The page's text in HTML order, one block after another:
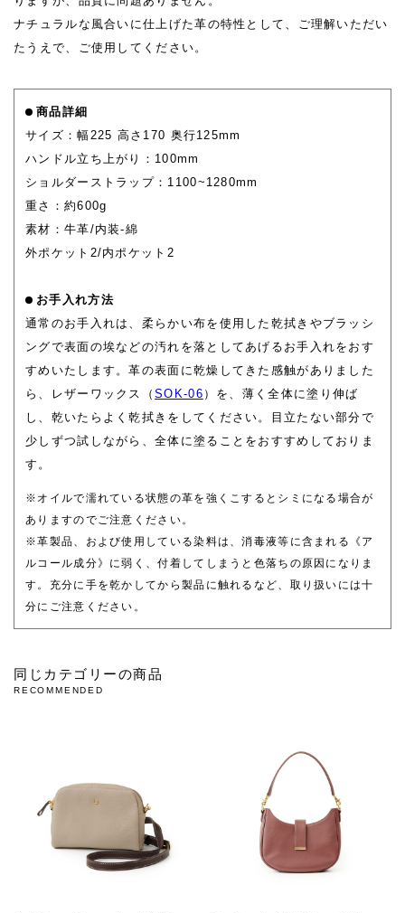
ナチュラルな風合いに仕上げた革の特性として、ご理解いただい
たうえで、ご使用してください。
商品詳細
サイズ：幅225 高さ170 奥行125mm
ハンドル立ち上がり：100mm
ショルダーストラップ：1100~1280mm
重さ：約600g
素材：牛革/内装-綿
外ポケット2/内ポケット2
お手入れ方法
通常のお手入れは、柔らかい布を使用した乾拭きやブラッシ
ングで表面の埃などの汚れを落としてあげるお手入れをおす
すめいたします。革の表面に乾燥してきた感触がありました
ら、レザーワックス（SOK-06 ）を、薄く全体に塗り伸ば
し、乾いたらよく乾拭きをしてください。目立たない部分で
少しずつ試しながら、全体に塗ることをおすすめしておりま
す。
※オイルで濡れている状態の革を強くこするとシミになる場合が
ありますのでご注意ください。
※革製品、および使用している染料は、消毒液等に含まれる《ア
ルコール成分》に弱く、付着してしまうと色落ちの原因になりま
す。充分に手を乾かしてから製品に触れるなど、取り扱いには十
分にご注意ください。
同じカテゴリーの商品
RECOMMENDED